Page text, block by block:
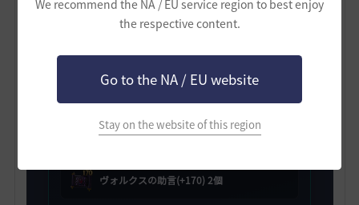
We recommend the NA / EU service region to best enjoy
the respective content.
Go to the NA / EU website
Stay on the website of this region
ヴォルクスの助言(+160) 2個
ヴォルクスの助言(+170) 2個